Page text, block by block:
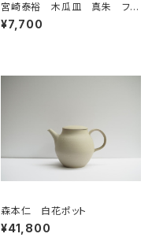
宮崎泰裕 木瓜皿 真朱 フク
ロウ
¥7,700
森本仁 白花ポット
¥41,800